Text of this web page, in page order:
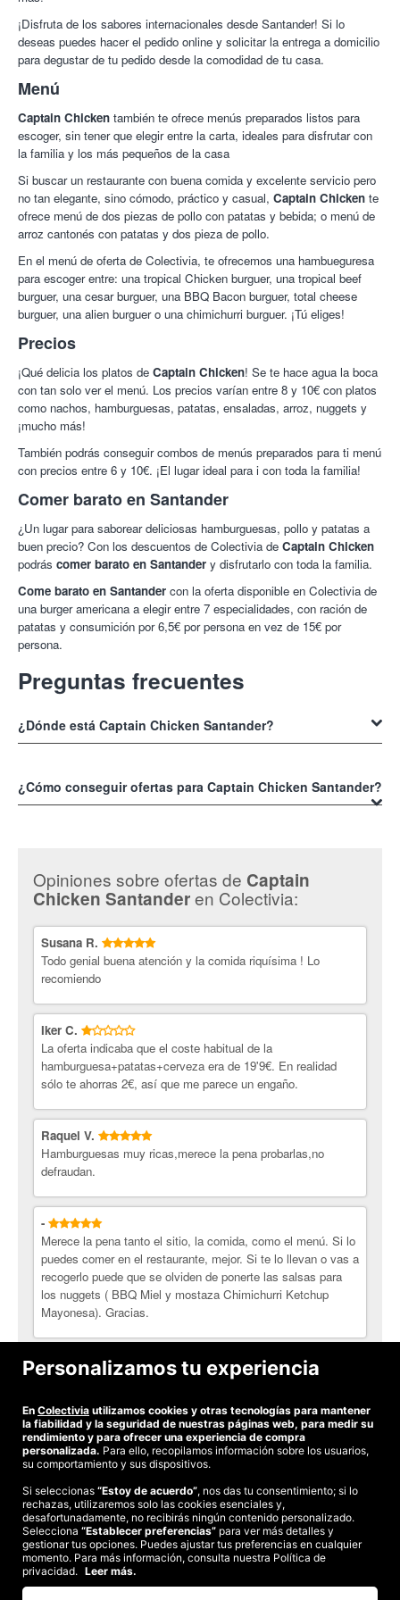
¡Disfruta de los sabores internacionales desde Santander! Si lo
deseas puedes hacer el pedido online y solicitar la entrega a domicilio
para degustar de tu pedido desde la comodidad de tu casa.
Menú
Captain Chicken también te ofrece menús preparados listos para
escoger, sin tener que elegir entre la carta, ideales para disfrutar con
la familia y los más pequeños de la casa
Si buscar un restaurante con buena comida y excelente servicio pero
no tan elegante, sino cómodo, práctico y casual, Captain Chicken te
ofrece menú de dos piezas de pollo con patatas y bebida; o menú de
arroz cantonés con patatas y dos pieza de pollo.
En el menú de oferta de Colectivia, te ofrecemos una hambueguresa
para escoger entre: una tropical Chicken burguer, una tropical beef
burguer, una cesar burguer, una BBQ Bacon burguer, total cheese
burguer, una alien burguer o una chimichurri burguer. ¡Tú eliges!
Precios
¡Qué delicia los platos de Captain Chicken! Se te hace agua la boca
con tan solo ver el menú. Los precios varían entre 8 y 10€ con platos
como nachos, hamburguesas, patatas, ensaladas, arroz, nuggets y
¡mucho más!
También podrás conseguir combos de menús preparados para ti menú
con precios entre 6 y 10€. ¡El lugar ideal para i con toda la familia!
Comer barato en Santander
¿Un lugar para saborear deliciosas hamburguesas, pollo y patatas a
buen precio? Con los descuentos de Colectivia de Captain Chicken
podrás comer barato en Santander y disfrutarlo con toda la familia.
Come barato en Santander con la oferta disponible en Colectivia de
una burger americana a elegir entre 7 especialidades, con ración de
patatas y consumición por 6,5€ por persona en vez de 15€ por
persona.
Preguntas frecuentes
¿Dónde está Captain Chicken Santander?
Santander, Cantabria.
¿Cómo conseguir ofertas para Captain Chicken Santander?
seleccionar la oferta de menú disponible y comprar tu cupón.
¡Colectivia te ofrece lo mejor en gastronomía!
Opiniones sobre ofertas de Captain
Chicken Santanderen Colectivia:
Susana R.
Todo genial buena atención y la comida riquísima ! Lo
recomiendo
Iker C.
La oferta indicaba que el coste habitual de la
hamburguesa+patatas+cerveza era de 19'9€. En realidad
sólo te ahorras 2€, así que me parece un engaño.
Raquel V.
Hamburguesas muy ricas,merece la pena probarlas,no
defraudan.
-
Merece la pena tanto el sitio, la comida, como el menú. Si lo
puedes comer en el restaurante, mejor. Si te lo llevan o vas a
recogerlo puede que se olviden de ponerte las salsas para
los nuggets ( BBQ Miel y mostaza Chimichurri Ketchup
Mayonesa). Gracias.
óscar H.
Ver todas las opiniones
©2026 Colectivia
Términos y condiciones|Política de privacidad|Política de cookies
Estudio turismo de verano 2020
Personalizamos tu experiencia
En Colectivia utilizamos cookies y otras tecnologías para mantener
la fiabilidad y la seguridad de nuestras páginas web, para medir su
rendimiento y para ofrecer una experiencia de compra
personalizada. Para ello, recopilamos información sobre los usuarios,
su comportamiento y sus dispositivos.
Si seleccionas “Estoy de acuerdo”, nos das tu consentimiento; si lo
rechazas, utilizaremos solo las cookies esenciales y,
desafortunadamente, no recibirás ningún contenido personalizado.
Selecciona “Establecer preferencias” para ver más detalles y
gestionar tus opciones. Puedes ajustar tus preferencias en cualquier
momento. Para más información, consulta nuestra Política de
privacidad. Leer más.